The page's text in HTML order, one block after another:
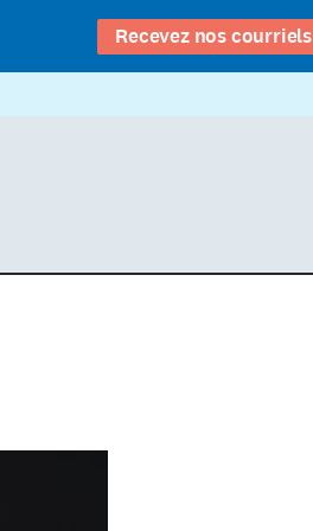
Recevez nos courriels